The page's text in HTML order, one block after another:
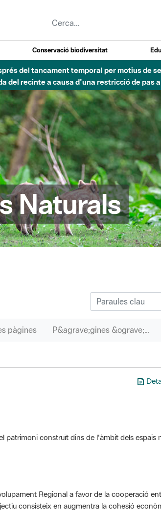
Conservació biodiversitat
del tancament temporal per motius de
recinte a causa d'una restricció de pas
Naturals
pàgines P&agrave;gines &ograve;rfenes
patrimoni construït dins de l'àmbit dels espais
Regional a favor de la cooperació
consisteix en augmentra la cohesió